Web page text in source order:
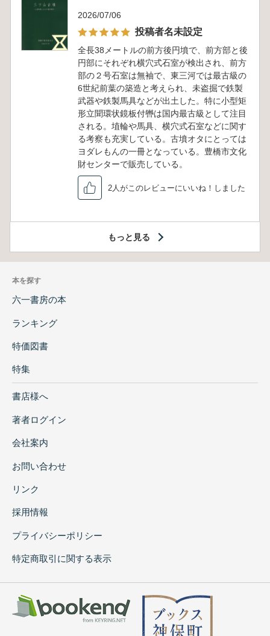
2026/07/06
投稿者名未設定
全長38メートルの前方後円墳で、前方部と後
円部にそれぞれ横穴式石室が検出され、前方
部の２号石室は無袖で、東三河では最古級の
6世紀前葉の築造と考えられ、未盗掘で鉄製
武器や鉄製馬具などが出土した。特に小型矩
形立聞環状鏡板付轡は国内最古級として注目
される。埴輪や馬具、横穴式石室などに関す
る考察も充実している。古墳オタにとっては
ヨダレもんの一冊となっている。豊橋市文化
財センターで販売している。
2人がこのレビューにいいね！しました
もっと見る
本を探す
六一書房の本
ランキング
特価図書
特集
書店様へ
著者ログイン
会社案内
お問い合わせ
リンク
採用情報
プライバシーポリシー
特定商取引に関する表示